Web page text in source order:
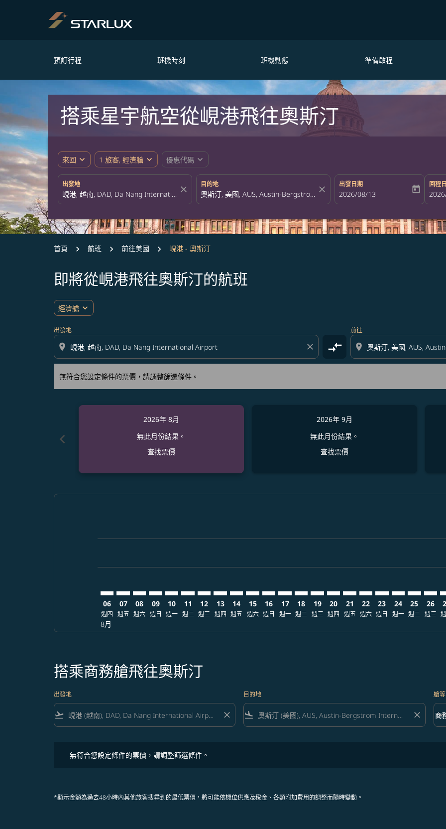
預訂行程 班機時刻 班機動態 準備啟程
搭乘星宇航空從峴港飛往奧斯汀
來回 expand_more 1 旅客, 經濟艙 expand_more 優惠代碼 expand_more
出發地
close
目的地
close
出發日期
fc-booking-departure-date-aria-
2026/08/13 today
回程
fc-
首頁 航班 前往美國 峴港 - 奧斯汀
即將從峴港飛往奧斯汀的航班
經濟艙 expand_more
出發地
location_on close compare_arrows
前往
location_on
無符合您設定條件的票價，請調整篩選條件。
無符合您設定條件的票價，請調整篩選條件。
chevron_left
2026年 8月
無此月份結果。
查找票價
2026年 9月
無此月份結果。
查找票價
06
週四
8月
07
週五
08
週六
09
週日
10
週一
11
週二
12
週三
13
週四
14
週五
15
週六
16
週日
17
週一
18
週二
19
週三
20
週四
DAD–AUS: cmp-view-
21
週五
DAD–AUS: cmp-view-
22
週六
DAD–AUS: cmp-
23
週日
DAD–AUS:
24
週一
25
週二
26
週三
搭乘商務艙飛往奧斯汀
出發地
flight_takeoff close
目的地
flight_land close
艙等
艙
商
keyboard_arrow_down
無符合您設定條件的票價，請調整篩選條件。
*顯示金額為過去48小時內其他旅客搜尋到的最低票價，將可能依機位供應及稅金、各類附加費用的調整而隨時變動。